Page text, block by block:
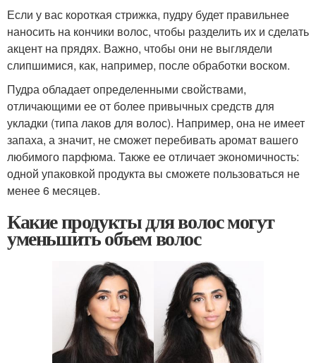
Если у вас короткая стрижка, пудру будет правильнее
наносить на кончики волос, чтобы разделить их и сделать
акцент на прядях. Важно, чтобы они не выглядели
слипшимися, как, например, после обработки воском.
Пудра обладает определенными свойствами,
отличающими ее от более привычных средств для
укладки (типа лаков для волос). Например, она не имеет
запаха, а значит, не сможет перебивать аромат вашего
любимого парфюма. Также ее отличает экономичность:
одной упаковкой продукта вы сможете пользоваться не
менее 6 месяцев.
Какие продукты для волос могут
уменьшить объем волос